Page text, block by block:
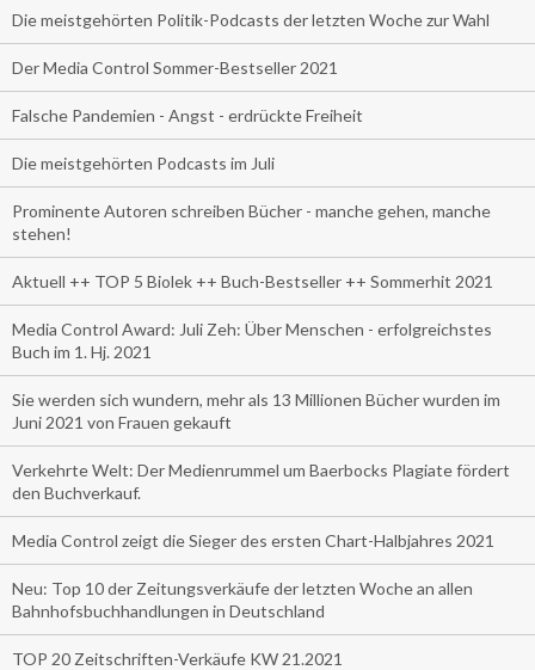
Die meistgehörten Politik-Podcasts der letzten Woche zur Wahl
Der Media Control Sommer-Bestseller 2021
Falsche Pandemien - Angst - erdrückte Freiheit
Die meistgehörten Podcasts im Juli
Prominente Autoren schreiben Bücher - manche gehen, manche
stehen!
Aktuell ++ TOP 5 Biolek ++ Buch-Bestseller ++ Sommerhit 2021
Media Control Award: Juli Zeh: Über Menschen - erfolgreichstes
Buch im 1. Hj. 2021
Sie werden sich wundern, mehr als 13 Millionen Bücher wurden im
Juni 2021 von Frauen gekauft
Verkehrte Welt: Der Medienrummel um Baerbocks Plagiate fördert
den Buchverkauf.
Media Control zeigt die Sieger des ersten Chart-Halbjahres 2021
Neu: Top 10 der Zeitungsverkäufe der letzten Woche an allen
Bahnhofsbuchhandlungen in Deutschland
TOP 20 Zeitschriften-Verkäufe KW 21.2021